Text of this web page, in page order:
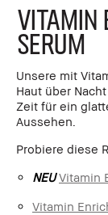
Vitamin
Serum
Unsere mit
Haut über
Zeit für ein
Aussehen.
Probiere diese
NEUVitamin
Vitamin